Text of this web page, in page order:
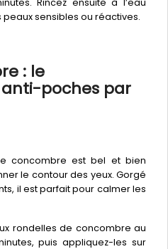
Rincez ensuite à l’eau
sensibles ou réactives.
: le
poches par
concombre est bel et bien
le contour des yeux. Gorgé
il est parfait pour calmer les
rondelles de concombre au
puis appliquez-les sur